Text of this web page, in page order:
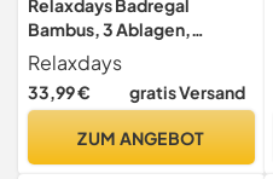
Relaxdays Badregal
Bambus, 3 Ablagen,
schmales Standregal, Natur
Relaxdays
33,99 € gratis Versand
ZUM ANGEBOT